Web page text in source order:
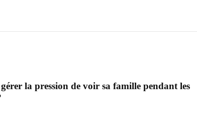
la pression de voir sa famille pendant les